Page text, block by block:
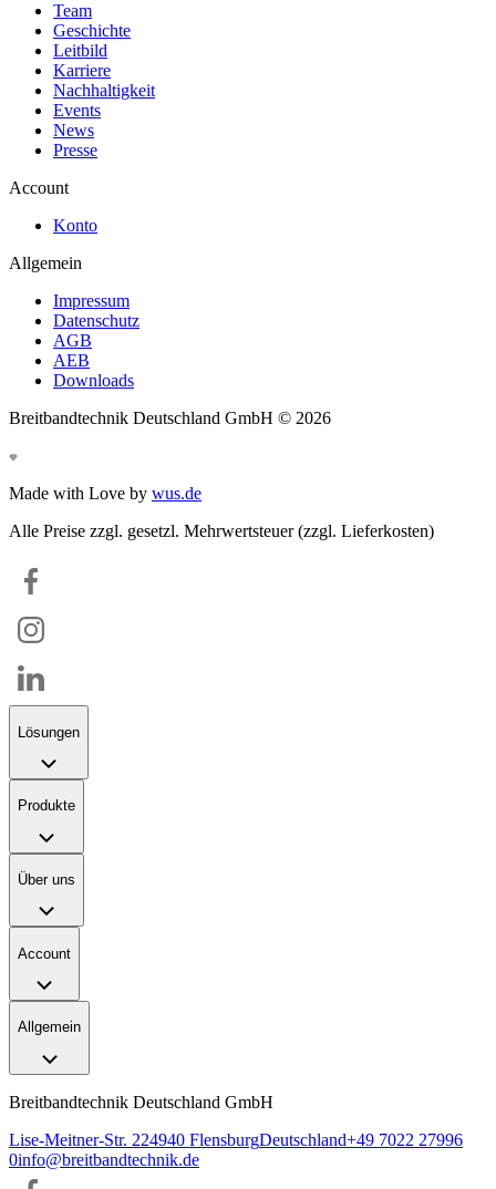
Team
Geschichte
Leitbild
Karriere
Nachhaltigkeit
Events
News
Presse
Account
Konto
Allgemein
Impressum
Datenschutz
AGB
AEB
Downloads
Breitbandtechnik Deutschland GmbH © 2026
Made with Love by wus.de
Alle Preise zzgl. gesetzl. Mehrwertsteuer (zzgl. Lieferkosten)
Lösungen
Produkte
Über uns
Account
Allgemein
Breitbandtechnik Deutschland GmbH
Lise-Meitner-Str. 224940 FlensburgDeutschland+49 7022 27996
0info@breitbandtechnik.de